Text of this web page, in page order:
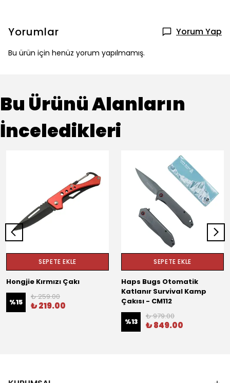
Yorumlar Yorum Yap
Bu ürün için henüz yorum yapılmamış.
Bu Ürünü Alanların
İnceledikleri
SEPETE EKLE
Hongjie Kırmızı Çakı
%15
₺ 259.00
₺ 219.00
SEPETE EKLE
Haps Bugs Otomatik
Katlanır Survival Kamp
Çakısı - CM112
%13
₺ 979.00
₺ 849.00